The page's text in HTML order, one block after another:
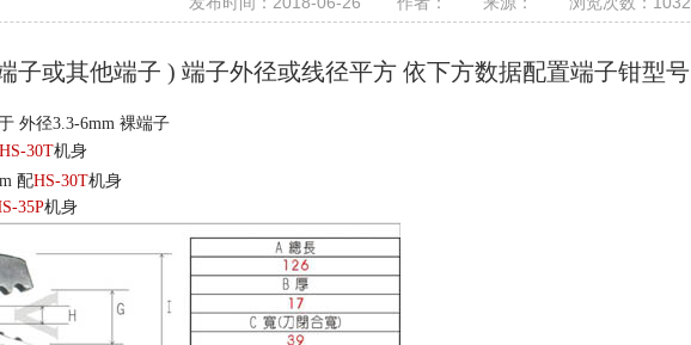
子或其他端子 ) 端子外径或线径平方 依下方数据配置端子钳型号
外径3.3-6mm 裸端子
HS-30T机身
配HS-30T机身
35P机身